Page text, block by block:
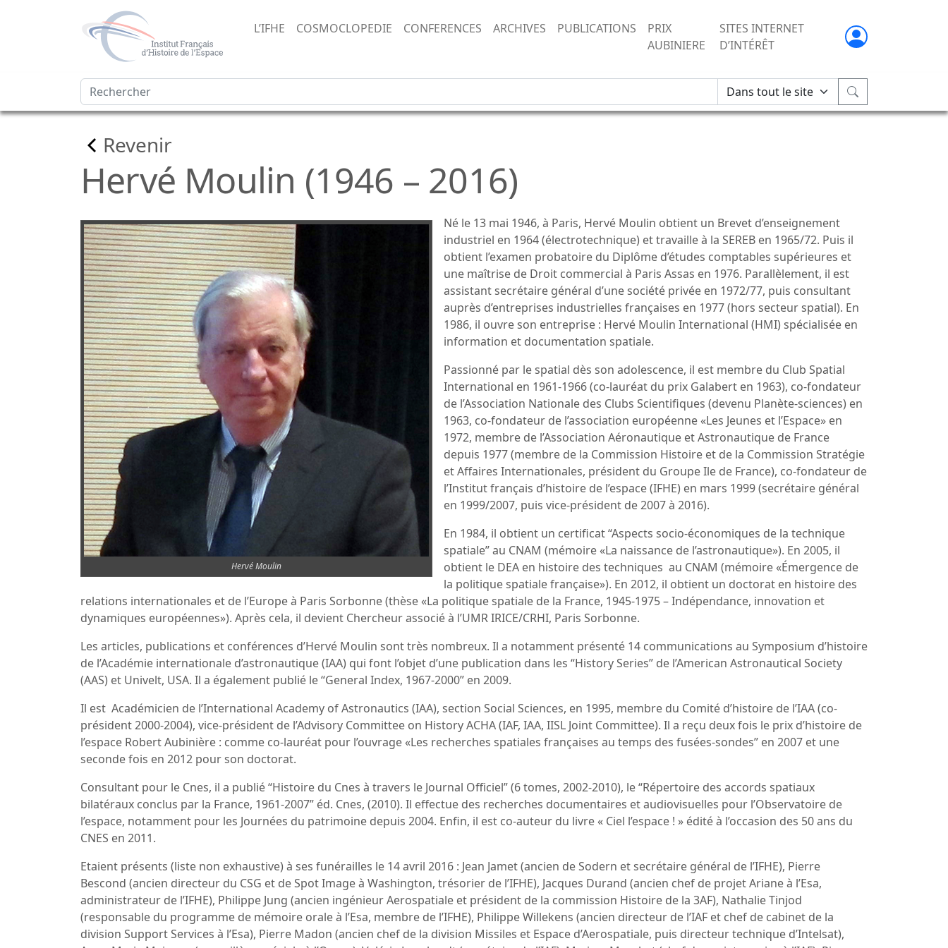
L’IFHE COSMOCLOPEDIE CONFERENCES ARCHIVES PUBLICATIONS
PRIX
AUBINIERE
SITES INTERNET
D’INTÉRÊT
Revenir
Hervé Moulin (1946 – 2016)
Hervé Moulin
Né le 13 mai 1946, à Paris, Hervé Moulin obtient un Brevet d’enseignement
industriel en 1964 (électrotechnique) et travaille à la SEREB en 1965/72. Puis il
obtient l’examen probatoire du Diplôme d’études comptables supérieures et
une maîtrise de Droit commercial à Paris Assas en 1976. Parallèlement, il est
assistant secrétaire général d’une société privée en 1972/77, puis consultant
auprès d’entreprises industrielles françaises en 1977 (hors secteur spatial). En
1986, il ouvre son entreprise : Hervé Moulin International (HMI) spécialisée en
information et documentation spatiale.
Passionné par le spatial dès son adolescence, il est membre du Club Spatial
International en 1961-1966 (co-lauréat du prix Galabert en 1963), co-fondateur
de l’Association Nationale des Clubs Scientifiques (devenu Planète-sciences) en
1963, co-fondateur de l’association européenne «Les Jeunes et l’Espace» en
1972, membre de l’Association Aéronautique et Astronautique de France
depuis 1977 (membre de la Commission Histoire et de la Commission Stratégie
et Affaires Internationales, président du Groupe Ile de France), co-fondateur de
l’Institut français d’histoire de l’espace (IFHE) en mars 1999 (secrétaire général
en 1999/2007, puis vice-président de 2007 à 2016).
En 1984, il obtient un certificat “Aspects socio-économiques de la technique
spatiale” au CNAM (mémoire «La naissance de l’astronautique»). En 2005, il
obtient le DEA en histoire des techniques au CNAM (mémoire «Émergence de
la politique spatiale française»). En 2012, il obtient un doctorat en histoire des
relations internationales et de l’Europe à Paris Sorbonne (thèse «La politique spatiale de la France, 1945-1975 – Indépendance, innovation et
dynamiques européennes»). Après cela, il devient Chercheur associé à l’UMR IRICE/CRHI, Paris Sorbonne.
Les articles, publications et conférences d’Hervé Moulin sont très nombreux. Il a notamment présenté 14 communications au Symposium d’histoire
de l’Académie internationale d’astronautique (IAA) qui font l’objet d’une publication dans les “History Series” de l’American Astronautical Society
(AAS) et Univelt, USA. Il a également publié le “General Index, 1967-2000” en 2009.
Il est Académicien de l’International Academy of Astronautics (IAA), section Social Sciences, en 1995, membre du Comité d’histoire de l’IAA (co-
président 2000-2004), vice-président de l’Advisory Committee on History ACHA (IAF, IAA, IISL Joint Committee). Il a reçu deux fois le prix d’histoire de
l’espace Robert Aubinière : comme co-lauréat pour l’ouvrage «Les recherches spatiales françaises au temps des fusées-sondes” en 2007 et une
seconde fois en 2012 pour son doctorat.
Consultant pour le Cnes, il a publié “Histoire du Cnes à travers le Journal Officiel” (6 tomes, 2002-2010), le “Répertoire des accords spatiaux
bilatéraux conclus par la France, 1961-2007” éd. Cnes, (2010). Il effectue des recherches documentaires et audiovisuelles pour l’Observatoire de
l’espace, notamment pour les Journées du patrimoine depuis 2004. Enfin, il est co-auteur du livre « Ciel l’espace ! » édité à l’occasion des 50 ans du
CNES en 2011.
Etaient présents (liste non exhaustive) à ses funérailles le 14 avril 2016 : Jean Jamet (ancien de Sodern et secrétaire général de l’IFHE), Pierre
Bescond (ancien directeur du CSG et de Spot Image à Washington, trésorier de l’IFHE), Jacques Durand (ancien chef de projet Ariane à l’Esa,
administrateur de l’IFHE), Philippe Jung (ancien ingénieur Aerospatiale et président de la commission Histoire de la 3AF), Nathalie Tinjod
(responsable du programme de mémoire orale à l’Esa, membre de l’IFHE), Philippe Willekens (ancien directeur de l’IAF et chef de cabinet de la
division Support Services à l’Esa), Pierre Madon (ancien chef de la division Missiles et Espace d’Aerospatiale, puis directeur technique d’Intelsat),